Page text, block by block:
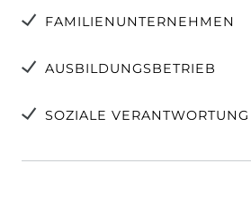
FAMILIENUNTERNEHMEN
AUSBILDUNGSBETRIEB
SOZIALE VERANTWORTUNG